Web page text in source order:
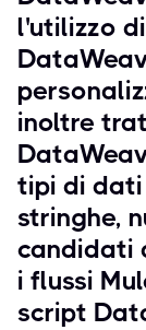
l'utilizzo
inoltre
tipi di
stringhe,
candidati
i flussi
script